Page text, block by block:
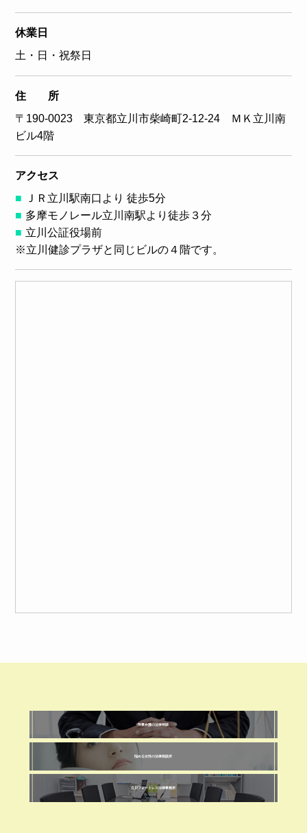
休業日
土・日・祝祭日
住 所
〒190-0023 東京都立川市柴崎町2-12-24 ＭＫ立川南
ビル4階
アクセス
ＪＲ立川駅南口より 徒歩5分
多摩モノレール立川南駅より徒歩３分
立川公証役場前
※立川健診プラザと同じビルの４階です。
刑事弁護の法律相談
悩める女性の法律相談所
立川フォートレス法律事務所